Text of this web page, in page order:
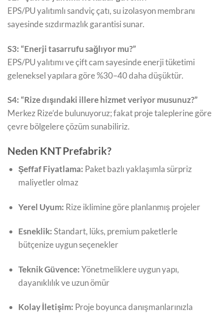
EPS/PU yalıtımlı sandviç çatı, su izolasyon membranı
sayesinde sızdırmazlık garantisi sunar.
S3: “Enerji tasarrufu sağlıyor mu?”
EPS/PU yalıtımı ve çift cam sayesinde enerji tüketimi
geleneksel yapılara göre %30–40 daha düşüktür.
S4: “Rize dışındaki illere hizmet veriyor musunuz?”
Merkez Rize’de bulunuyoruz; fakat proje taleplerine göre
çevre bölgelere çözüm sunabiliriz.
Neden KNT Prefabrik?
Şeffaf Fiyatlama: Paket bazlı yaklaşımla sürpriz
maliyetler olmaz
Yerel Uyum: Rize iklimine göre planlanmış projeler
Esneklik:Standart, lüks, premium paketlerle
bütçenize uygun seçenekler
Teknik Güvence:Yönetmeliklere uygun yapı,
dayanıklılık ve uzun ömür
Kolay İletişim: Proje boyunca danışmanlarınızla